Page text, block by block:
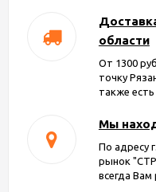
области
От 1300
точку
также
Мы
По адресу
рынок
всегда